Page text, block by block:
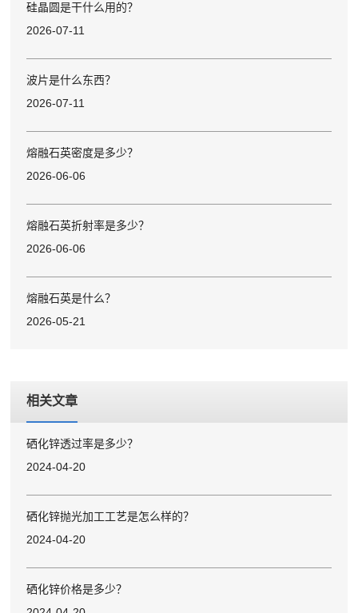
硅晶圆是干什么用的？
2026-07-11
波片是什么东西？
2026-07-11
熔融石英密度是多少？
2026-06-06
熔融石英折射率是多少？
2026-06-06
熔融石英是什么？
2026-05-21
相关文章
硒化锌透过率是多少？
2024-04-20
硒化锌抛光加工工艺是怎么样的？
2024-04-20
硒化锌价格是多少？